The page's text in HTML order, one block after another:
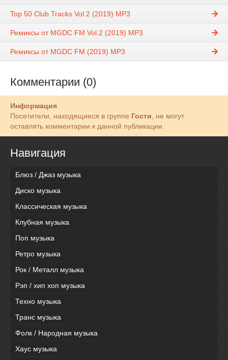
Top 50 Club Tracks Vol.2 (2019) MP3
Ремиксы от MGDC FM Vol.2 (2019) MP3
Ремиксы от MGDC FM (2019) MP3
Комментарии (0)
Информация
Посетители, находящиеся в группе Гости, не могут
оставлять комментарии к данной публикации.
Навигация
Блюз / Джаз музыка
Диско музыка
Классическая музыка
Клубная музыка
Поп музыка
Ретро музыка
Рок / Металл музыка
Рэп / хип хоп музыка
Техно музыка
Транс музыка
Фолк / Народная музыка
Хаус музыка